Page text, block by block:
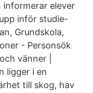
informerar elever
inför studie-
Grundskola,
- Personsök
vänner |
ligger i en
till skog, hav